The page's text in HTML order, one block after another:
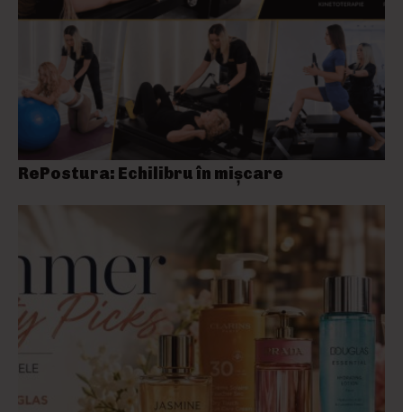
RePostura: Echilibru în mișcare